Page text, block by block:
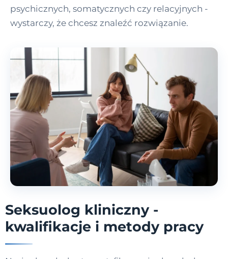
psychicznych, somatycznych czy relacyjnych -
wystarczy, że chcesz znaleźć rozwiązanie.
Seksuolog kliniczny -
kwalifikacje i metody pracy